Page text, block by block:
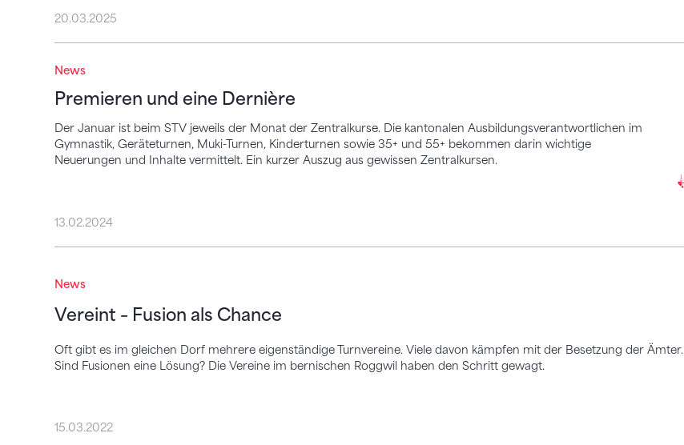
20.03.2025
News
Premieren und eine Dernière
Der Januar ist beim STV jeweils der Monat der Zentralkurse. Die kantonalen Ausbildungsverantwortlichen im
Gymnastik, Geräteturnen, Muki-Turnen, Kinderturnen sowie 35+ und 55+ bekommen darin wichtige
Neuerungen und Inhalte vermittelt. Ein kurzer Auszug aus gewissen Zentralkursen.
Premieren und eine Dernière
13.02.2024
News
Vereint – Fusion als Chance
Oft gibt es im gleichen Dorf mehrere eigenständige Turnvereine. Viele davon kämpfen mit der Besetzung der Ämter.
Sind Fusionen eine Lösung? Die Vereine im bernischen Roggwil haben den Schritt gewagt.
15.03.2022